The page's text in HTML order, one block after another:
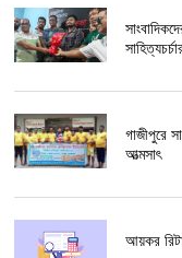
গাজীপুরে
আত্মসাৎ
আয়কর